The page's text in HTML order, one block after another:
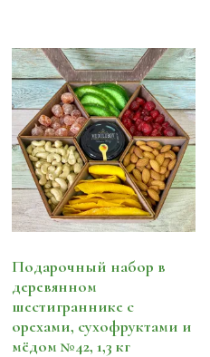
Подарочный набор в
деревянном
шестиграннике с
орехами, сухофруктами и
мёдом №42, 1,3 кг